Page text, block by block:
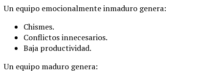
Un equipo emocionalmente inmaduro genera:
Chismes.
Conflictos innecesarios.
Baja productividad.
Un equipo maduro genera: